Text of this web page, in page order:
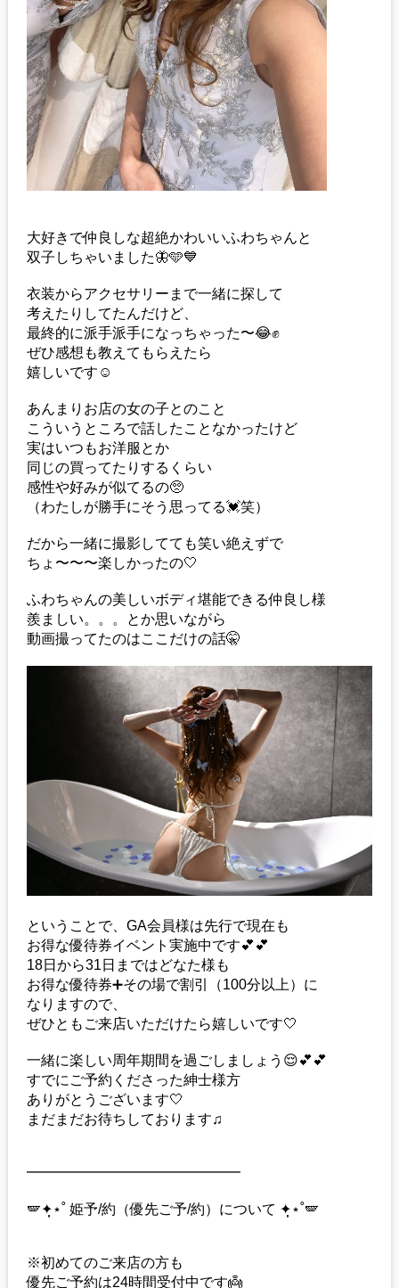
大好きで仲良しな超絶かわいいふわちゃんと
双子しちゃいました🦋🩵💙
衣装からアクセサリーまで一緒に探して
考えたりしてたんだけど、
最終的に派手派手になっちゃった〜😂✊
ぜひ感想も教えてもらえたら
嬉しいです☺️
あんまりお店の女の子とのこと
こういうところで話したことなかったけど
実はいつもお洋服とか
同じの買ってたりするくらい
感性や好みが似てるの🥺
（わたしが勝手にそう思ってる💓笑）
だから一緒に撮影してても笑い絶えずで
ちょ〜〜〜楽しかったの🤍
ふわちゃんの美しいボディ堪能できる仲良し様
羨ましい。。。とか思いながら
動画撮ってたのはここだけの話🤫
ということで、GA会員様は先行で現在も
お得な優待券イベント実施中です💕💕
18日から31日まではどなた様も
お得な優待券➕その場で割引（100分以上）に
なりますので、
ぜひともご来店いただけたら嬉しいです🤍
一緒に楽しい周年期間を過ごしましょう😌💕💕
すでにご予約くださった紳士様方
ありがとうございます🤍
まだまだお待ちしております♫
━━━━━━━━━━━━━━━
🪽✦̣̩⋆˚ 姫予/約（優先ご予/約）について ✦̣̩⋆˚🪽
※初めてのご来店の方も
優先ご予約は24時間受付中です👼